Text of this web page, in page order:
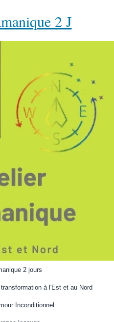
2 J
2 jours
à l'Est et au Nord
Inconditionnel